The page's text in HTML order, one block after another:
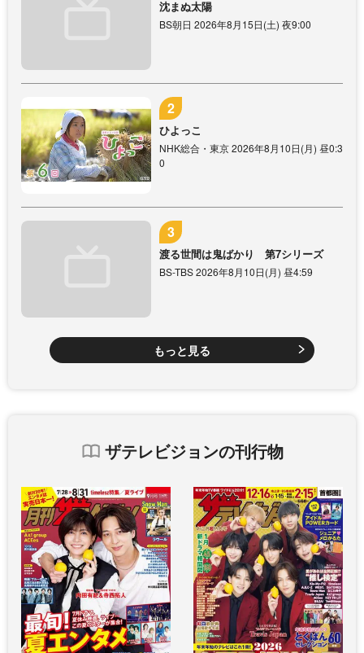
沈まぬ太陽
BS朝日 2026年8月15日(土) 夜9:00
ひよっこ
NHK総合・東京 2026年8月10日(月) 昼0:3
0
渡る世間は鬼ばかり 第7シリーズ
BS-TBS 2026年8月10日(月) 昼4:59
もっと見る
ザテレビジョンの刊行物